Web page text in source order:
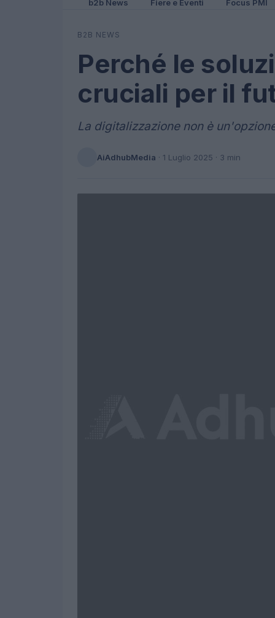
b2b News Fiere e Eventi Focus PMI
B2B NEWS
Perché le
cruciali per il
La digitalizzazione non è
AiAdhubMedia · 1 Luglio 2025 · 3 min